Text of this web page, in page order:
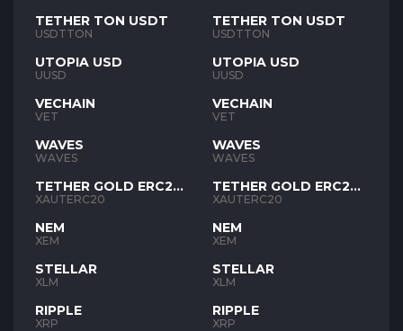
TETHER TON USDT
USDTTON
UTOPIA USD
UUSD
VECHAIN
VET
WAVES
WAVES
TETHER GOLD ERC20
XAUT
XAUTERC20
NEM
XEM
STELLAR
XLM
RIPPLE
XRP
TETHER TON USDT
USDTTON
UTOPIA USD
UUSD
VECHAIN
VET
WAVES
WAVES
TETHER GOLD ERC20
XAUT
XAUTERC20
NEM
XEM
STELLAR
XLM
RIPPLE
XRP